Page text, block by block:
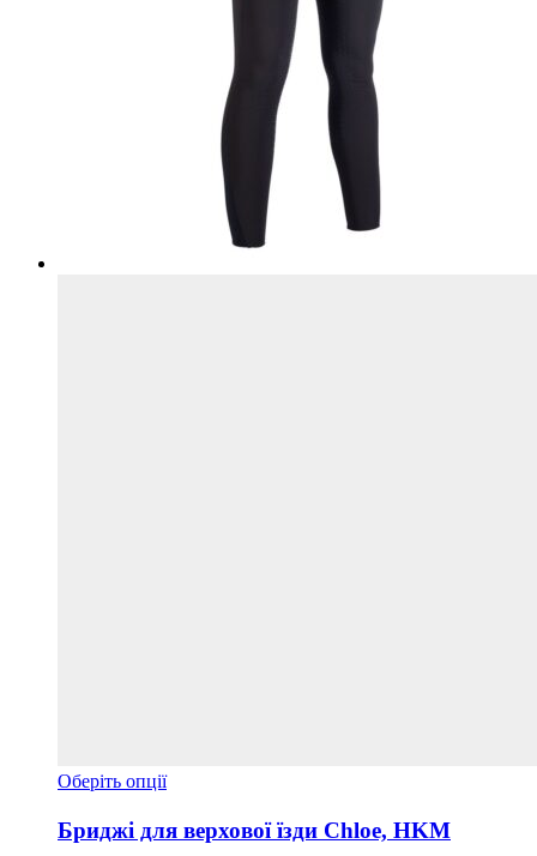
Оберіть опціїЦей
має
кілька
Бриджі для верхової їзди Chloe, HKM